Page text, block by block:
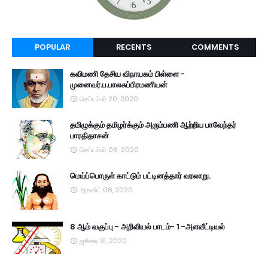
POPULAR RECENTS COMMENTS
கவிமணி தேசிய விநாயகம் பிள்ளை -
முனைவர்.ப.பாலசுப்பிரமணியன்
செப்டம்பர் 20, 2020
தமிழுக்கும் தமிழர்க்கும் அரும்பணி ஆற்றிய பாவேந்தர்
பாரதிதாசன்
செப்டம்பர் 06, 2020
மெய்ப்பொருள் காட்டும் பட்டினத்தார் வரலாறு.
ஆகஸ்ட் 08, 2020
8 ஆம் வகுப்பு - அறிவியல் பாடம்- 1 -அளவீட்டியல்
ஜூலை 31, 2020